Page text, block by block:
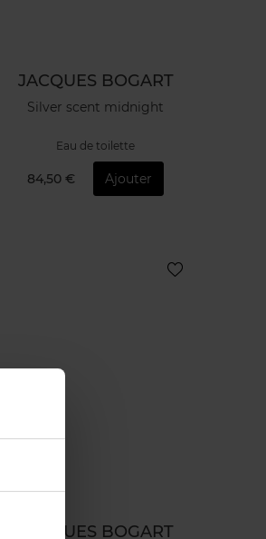
JACQUES BOGART
Silver scent midnight
Eau de toilette
84,50 € Ajouter
JACQUES BOGART